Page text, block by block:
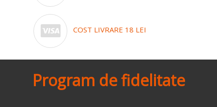
COST LIVRARE 18 LEI
Program de fidelitate